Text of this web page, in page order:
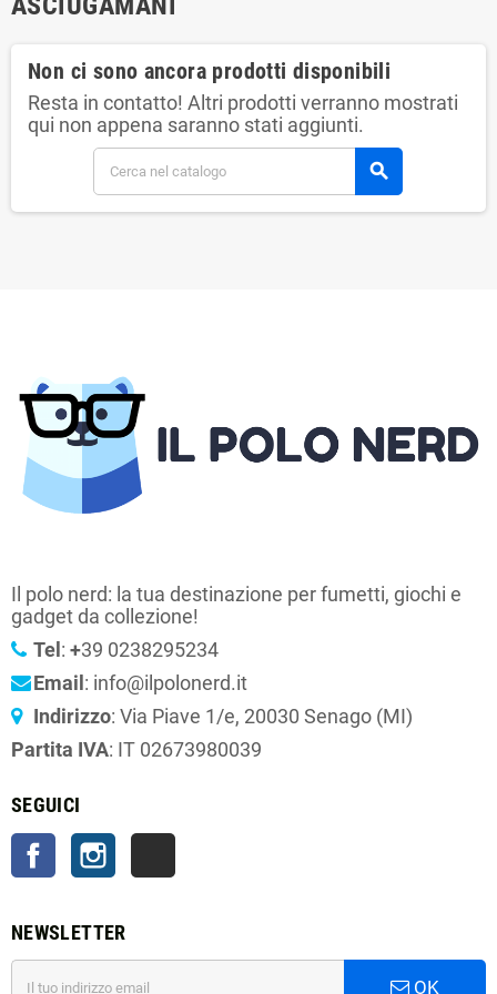
Non ci sono ancora prodotti disponibili
Resta in contatto! Altri prodotti verranno mostrati
qui non appena saranno stati aggiunti.
search
Il polo nerd: la tua destinazione per fumetti, giochi e
gadget da collezione!
Tel : +39 0238295234
Email : info@ilpolonerd.it
Indirizzo: Via Piave 1/e, 20030 Senago (MI)
Partita IVA: IT 02673980039
SEGUICI
FacebookInstagram
NEWSLETTER
OK